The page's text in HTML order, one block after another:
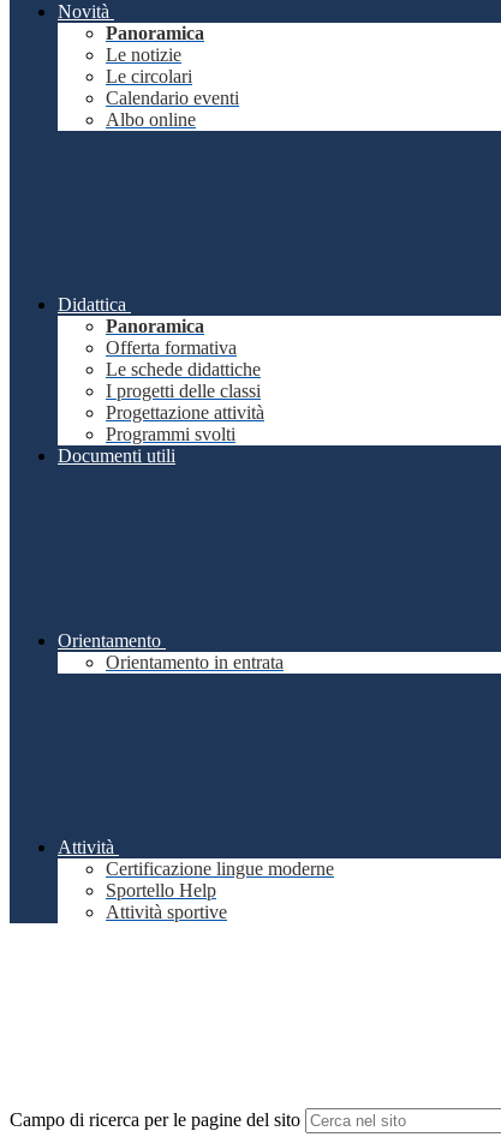
Novità
Panoramica
Le notizie
Le circolari
Calendario eventi
Albo online
Didattica
Panoramica
Offerta formativa
Le schede didattiche
I progetti delle classi
Progettazione attività
Programmi svolti
Documenti utili
Orientamento
Orientamento in entrata
Attività
Certificazione lingue moderne
Sportello Help
Attività sportive
Campo di ricerca per le pagine del sito